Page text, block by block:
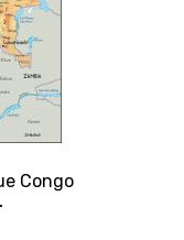
Congo